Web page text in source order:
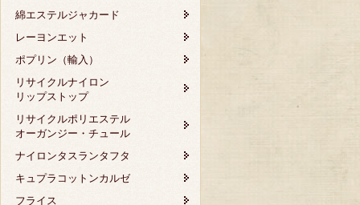
綿エステルジャカード
レーヨンエット
ポプリン（輸入）
リサイクルナイロン
リップストップ
リサイクルポリエステル
オーガンジー・チュール
ナイロンタスランタフタ
キュプラコットンカルゼ
フライス